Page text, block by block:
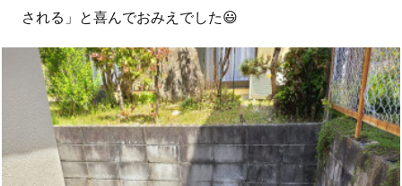
される」と喜んでおみえでした😃